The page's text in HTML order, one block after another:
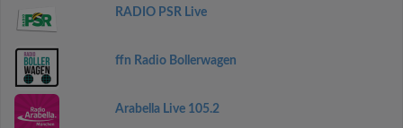
RADIO PSR Live
ffn Radio Bollerwagen
Arabella Live 105.2